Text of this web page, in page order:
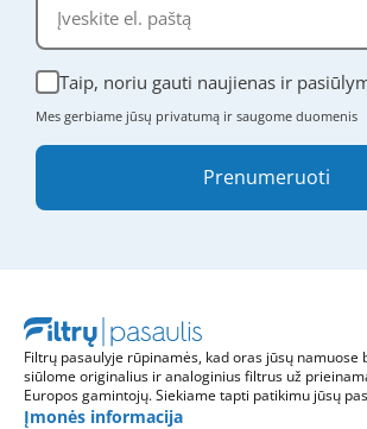
Taip, noriu gauti naujienas ir
Mes gerbiame jūsų privatumą ir saugome duomenis
Prenumeruoti
Filtrų pasaulyje rūpinamės, kad oras jūsų namuose
siūlome originalius ir analoginius filtrus už
Europos gamintojų. Siekiame tapti patikimu jūsų
Įmonės informacija